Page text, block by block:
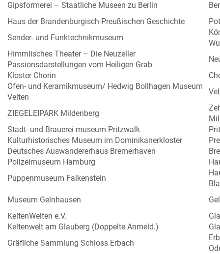
Gipsformerei – Staatliche Museen zu Berlin
Haus der Brandenburgisch-Preußischen Geschichte
Sender- und Funktechnikmuseum
Himmlisches Theater – Die Neuzeller
Passionsdarstellungen vom Heiligen Grab
Kloster Chorin
Ofen- und Keramikmuseum/ Hedwig Bollhagen Museum
Velten
ZIEGELEIPARK Mildenberg
Stadt- und Brauerei-museum Pritzwalk
Kulturhistorisches Museum im Dominikanerkloster
Deutsches Auswandererhaus Bremerhaven
Polizeimuseum Hamburg
Puppenmuseum Falkenstein
Museum Gelnhausen
KeltenWelten e.V.
Keltenwelt am Glauberg (Doppelte Anmeld.)
Gräfliche Sammlung Schloss Erbach